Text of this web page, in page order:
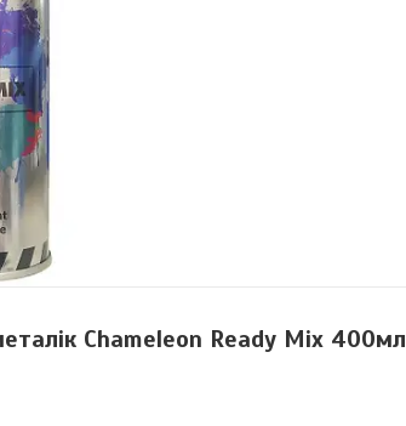
Chameleon Ready Mix 400мл